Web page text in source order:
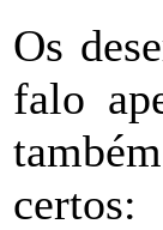
Os
falo
certos: